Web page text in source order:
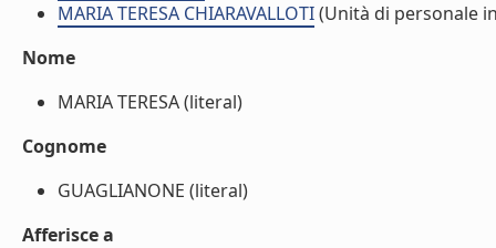
MARIA TERESA CHIARAVALLOTI(Unità di personale
Nome
MARIA TERESA (literal)
Cognome
GUAGLIANONE (literal)
Afferisce a